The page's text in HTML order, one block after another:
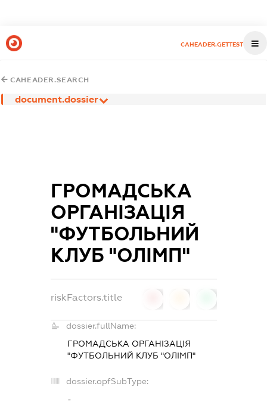
CAHEADER.GETTEST
CAHEADER.SEARCH
document.dossier
ГРОМАДСЬКА
ОРГАНІЗАЦІЯ
"ФУТБОЛЬНИЙ
КЛУБ "ОЛІМП"
riskFactors.title
dossier.fullName:
ГРОМАДСЬКА ОРГАНІЗАЦІЯ
"ФУТБОЛЬНИЙ КЛУБ "ОЛІМП"
dossier.opfSubType:
-